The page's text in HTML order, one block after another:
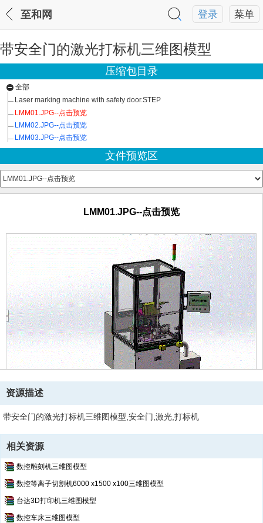
菜单
登录
至和网
带安全门的激光打标机三维图模型
压缩包目录
全部
Laser marking machine with safety door.STEP
LMM01.JPG--点击预览
LMM02.JPG--点击预览
LMM03.JPG--点击预览
文件预览区
LMM01.JPG--点击预览
资源描述
带安全门的激光打标机三维图模型,安全门,激光,打标机
相关资源
数控雕刻机三维图模型
数控等离子切割机6000 x1500 x100三维图模型
台达3D打印机三维图模型
数控车床三维图模型